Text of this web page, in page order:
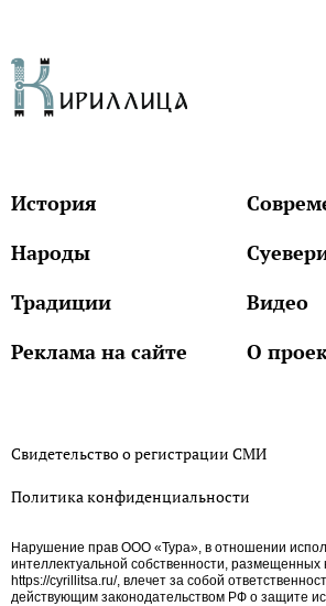
История
Народы
Традиции
Видео
Реклама на сайте
О
Свидетельство о регистрации СМИ
Политика конфиденциальности
Нарушение прав ООО «Тура», в отношении
интеллектуальной собственности, размещенных
https://cyrillitsa.ru/, влечет за собой
действующим законодательством РФ о защите